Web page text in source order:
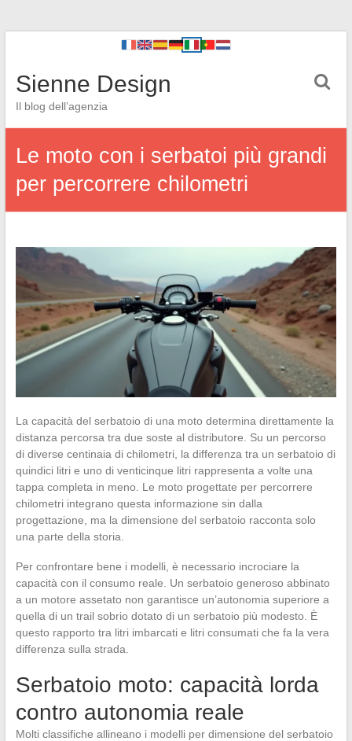
Sienne Design
Il blog dell’agenzia
Le moto con i serbatoi più grandi
per percorrere chilometri
La capacità del serbatoio di una moto determina direttamente la
distanza percorsa tra due soste al distributore. Su un percorso
di diverse centinaia di chilometri, la differenza tra un serbatoio di
quindici litri e uno di venticinque litri rappresenta a volte una
tappa completa in meno. Le moto progettate per percorrere
chilometri integrano questa informazione sin dalla
progettazione, ma la dimensione del serbatoio racconta solo
una parte della storia.
Per confrontare bene i modelli, è necessario incrociare la
capacità con il consumo reale. Un serbatoio generoso abbinato
a un motore assetato non garantisce un’autonomia superiore a
quella di un trail sobrio dotato di un serbatoio più modesto. È
questo rapporto tra litri imbarcati e litri consumati che fa la vera
differenza sulla strada.
Serbatoio moto: capacità lorda
contro autonomia reale
Molti classifiche allineano i modelli per dimensione del serbatoio